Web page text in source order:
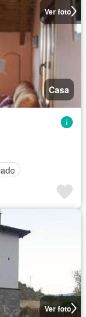
Ver foto
Casa
Ver foto